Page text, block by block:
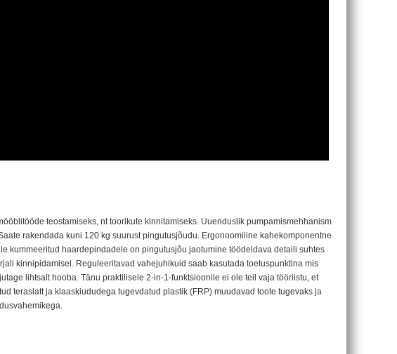
teostamiseks, nt toorikute kinnitamiseks. Uuenduslik pumpamismehhanism
rakendada kuni 120 kg suurust pingutusjõudu. Ergonoomiline kahekomponentne
kummeeritud haardepindadele on pingutusjõu jaotumine töödeldava detaili suhtes
kinnipidamisel. Reguleeritavad vahejuhikuid saab kasutada toetuspunktina mis
lihtsalt hooba. Tänu praktilisele 2-in-1-funktsioonile ei ole teil vaja tööriistu, et
teraslatt ja klaaskiududega tugevdatud plastik (FRP) muudavad toote tugevaks ja